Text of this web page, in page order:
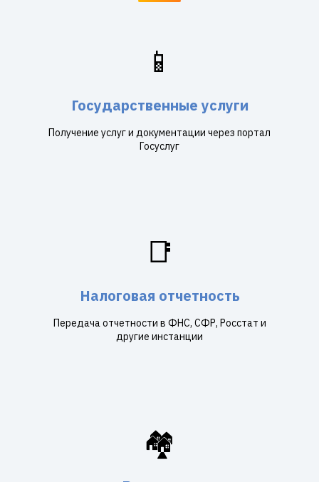
📱
Государственные услуги
Получение услуг и документации через портал
Госуслуг
📑
Налоговая отчетность
Передача отчетности в ФНС, СФР, Росстат и
другие инстанции
🏘️